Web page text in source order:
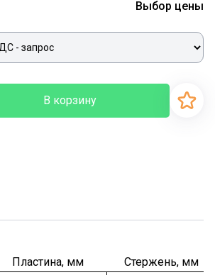
Выбор цены
В корзину
Пластина, мм
Стержень, мм